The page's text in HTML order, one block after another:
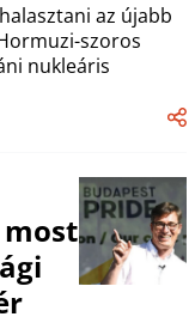
az újabb
szoros
nukleáris